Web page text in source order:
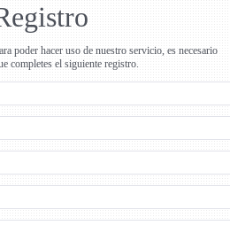
poder hacer uso de nuestro servicio, es necesario
completes el siguiente registro.